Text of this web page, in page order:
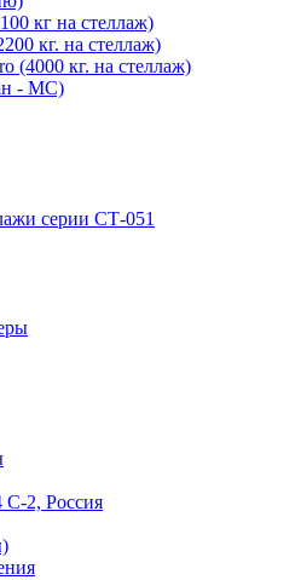
кг на стеллаж)
кг. на стеллаж)
(4000 кг. на стеллаж)
- МС)
серии СТ-051
С-2, Россия